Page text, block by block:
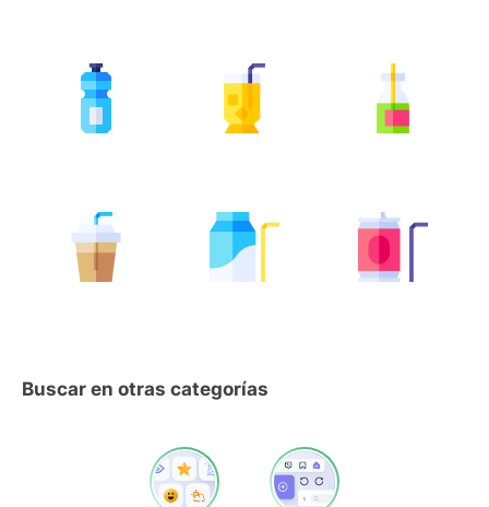
Buscar en otras categorías